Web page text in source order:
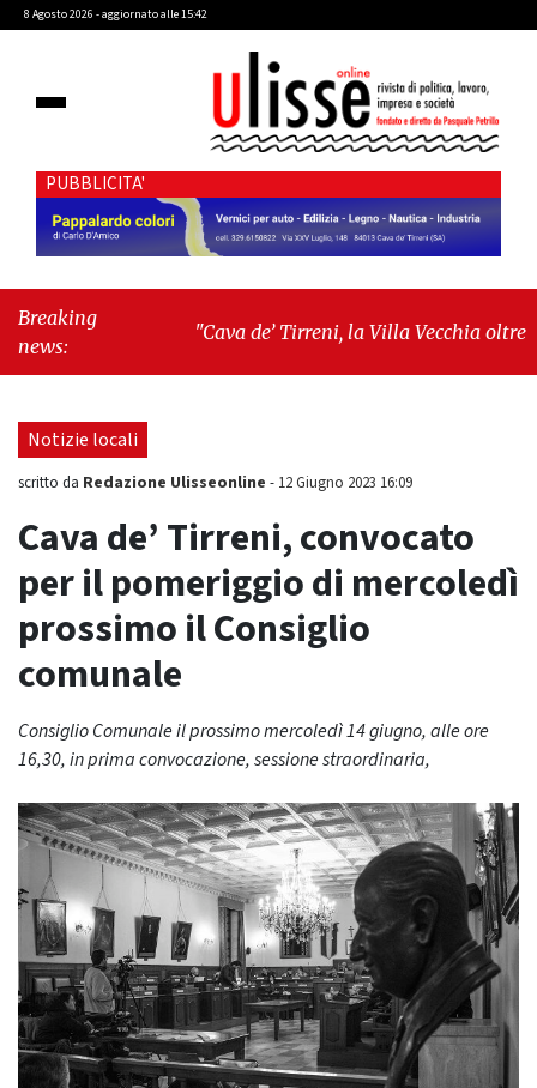
8 Agosto 2026 - aggiornato alle 15:42
PUBBLICITA'
Breaking
news:
"Cava de’ Tirreni, la Villa Vecchia oltre i
seduta consiliare: “Serve chiarezza!”"
Notizie locali
scritto da Redazione Ulisseonline - 12 Giugno 2023 16:09
Cava de’ Tirreni, convocato
per il pomeriggio di mercoledì
prossimo il Consiglio
comunale
Consiglio Comunale il prossimo mercoledì 14 giugno, alle ore
16,30, in prima convocazione, sessione straordinaria,